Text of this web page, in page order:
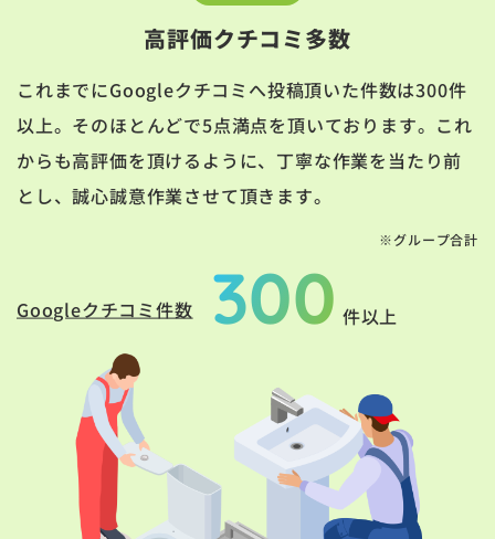
高評価クチコミ多数
これまでにGoogleクチコミへ投稿頂いた件数は300件
以上。そのほとんどで5点満点を頂いております。これ
からも高評価を頂けるように、丁寧な作業を当たり前
とし、誠心誠意作業させて頂きます。
※グループ合計
Googleクチコミ件数 300 件以上